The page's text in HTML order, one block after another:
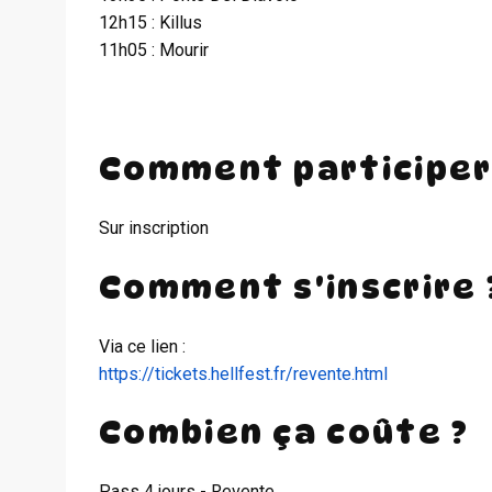
12h15 : Killus
11h05 : Mourir
Comment participer
Sur inscription
Comment s'inscrire
Via ce lien :
https://tickets.hellfest.fr/revente.html
Combien ça coûte ?